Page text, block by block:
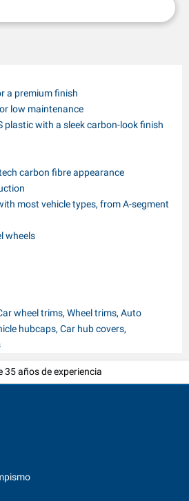
a premium finish
low maintenance
plastic with a sleek carbon-look finish
carbon fibre appearance
most vehicle types, from A-segment
wheels
wheel trims, Wheel trims, Auto
hubcaps, Car hub covers,
35 años de experiencia